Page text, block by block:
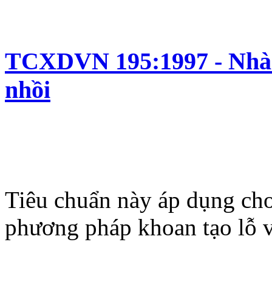
TCXDVN 195:1997 -
nhồi
Tiêu chuẩn này áp dụng
phương pháp khoan tạo lỗ